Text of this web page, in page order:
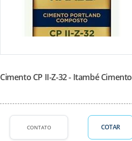
Cimento CP II-Z-32 - Itambé Cimento
CONTATO COTAR